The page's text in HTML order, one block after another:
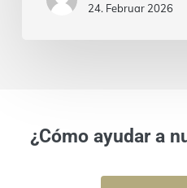
24. Februar 2026
¿Cómo ayudar a